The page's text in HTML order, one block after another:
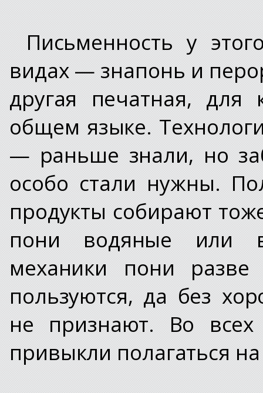
Письменность у
видах — знапонь и
другая печатная,
общем языке.
— раньше знали, но
особо стали нужны.
продукты собирают
пони водяные или
механики пони
пользуются, да без
не признают. Во всех
привыкли полагаться